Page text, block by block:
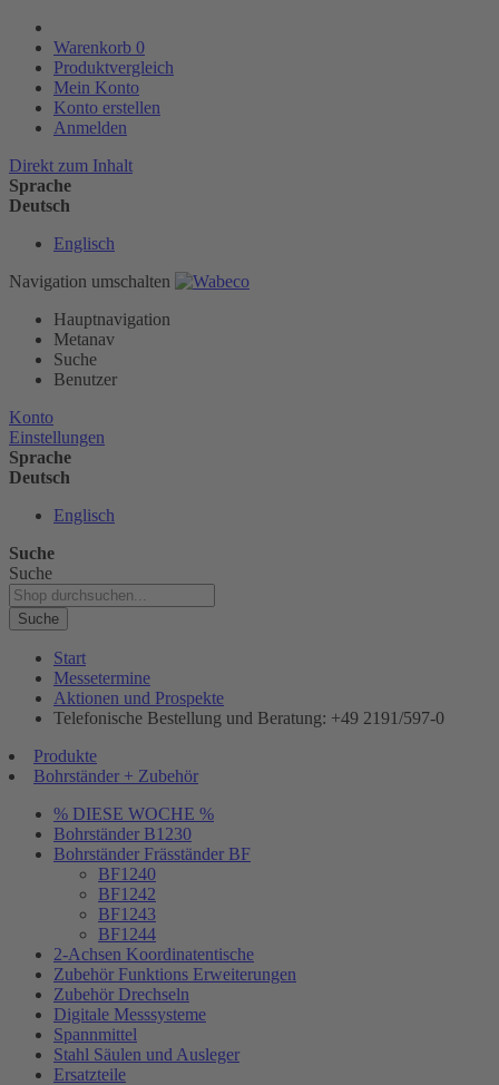
Warenkorb 0
Produktvergleich
Mein Konto
Konto erstellen
Anmelden
Direkt zum Inhalt
Sprache
Deutsch
Englisch
Navigation umschalten
Hauptnavigation
Metanav
Suche
Benutzer
Konto
Einstellungen
Sprache
Deutsch
Englisch
Suche
Suche
Suche
Start
Messetermine
Aktionen und Prospekte
Telefonische Bestellung und Beratung: +49 2191/597-0
Produkte
Bohrständer + Zubehör
% DIESE WOCHE %
Bohrständer B1230
Bohrständer Fräsständer BF
BF1240
BF1242
BF1243
BF1244
2-Achsen Koordinatentische
Zubehör Funktions Erweiterungen
Zubehör Drechseln
Digitale Messsysteme
Spannmittel
Stahl Säulen und Ausleger
Ersatzteile